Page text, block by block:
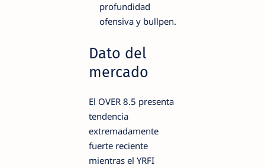
profundidad
ofensiva y bullpen.
Dato del
mercado
El OVER 8.5 presenta
tendencia
extremadamente
fuerte reciente
mientras el YRFI